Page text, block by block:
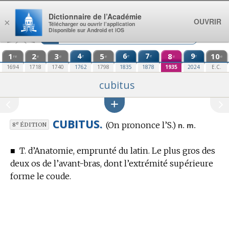
Aller au contenu
1 re
1694
2e
1718
3e
1740
4e
1762
5e
1798
6e
1835
7e
1878
8e
1935
9e
2024
10e
E.C.
cubitus
8eÉDITION CUBITUS. (On prononce l’S.) n. m.
■ T. d’Anatomie, emprunté du latin. Le plus gros des
deux os de l’avant-bras, dont l’extrémité supérieure
forme le coude.
×
Dictionnaire de l’Académie
Télécharger ou ouvrir l’application
Disponible sur Android et iOS
OUVRIR